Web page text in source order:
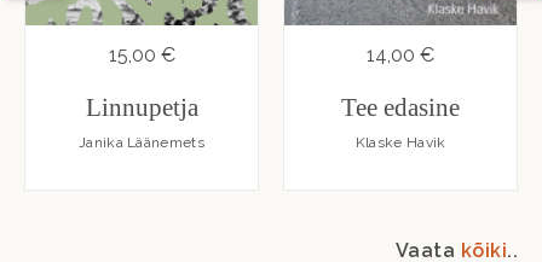
15,00 €
Linnupetja
Janika Läänemets
14,00 €
Tee edasine
Klaske Havik
Vaata kõiki..